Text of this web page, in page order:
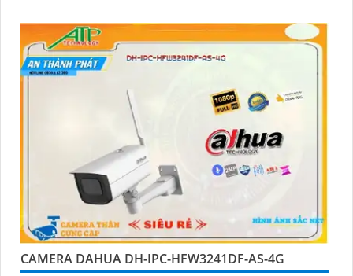
CAMERA DAHUA DH-IPC-HFW3241DF-AS-4G